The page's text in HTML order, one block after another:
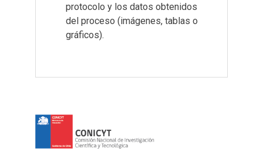
protocolo y los datos obtenidos
del proceso (imágenes, tablas o
gráficos).